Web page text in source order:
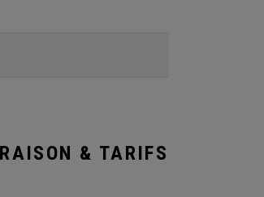
& TARIFS